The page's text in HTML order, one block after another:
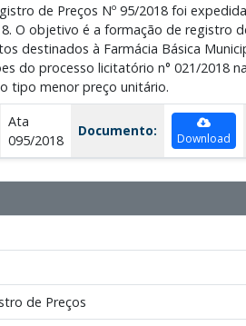
de Preços Nº 95/2018 foi
O objetivo é a formação de registro
destinados à Farmácia Básica
do processo licitatório n° 021/2018
tipo menor preço unitário.
Ata
095/2018
Documento: Download
de Preços